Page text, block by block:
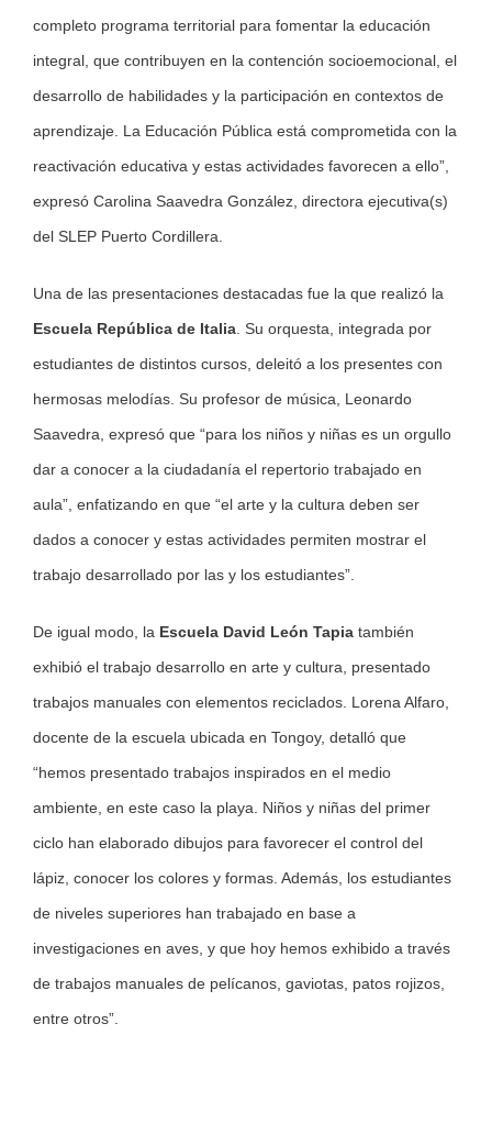
completo programa territorial para fomentar la educación
integral, que contribuyen en la contención socioemocional, el
desarrollo de habilidades y la participación en contextos de
aprendizaje. La Educación Pública está comprometida con la
reactivación educativa y estas actividades favorecen a ello”,
expresó Carolina Saavedra González, directora ejecutiva(s)
del SLEP Puerto Cordillera.
Una de las presentaciones destacadas fue la que realizó la
Escuela República de Italia . Su orquesta, integrada por
estudiantes de distintos cursos, deleitó a los presentes con
hermosas melodías. Su profesor de música, Leonardo
Saavedra, expresó que “para los niños y niñas es un orgullo
dar a conocer a la ciudadanía el repertorio trabajado en
aula”, enfatizando en que “el arte y la cultura deben ser
dados a conocer y estas actividades permiten mostrar el
trabajo desarrollado por las y los estudiantes”.
De igual modo, la Escuela David León Tapia también
exhibió el trabajo desarrollo en arte y cultura, presentado
trabajos manuales con elementos reciclados. Lorena Alfaro,
docente de la escuela ubicada en Tongoy, detalló que
“hemos presentado trabajos inspirados en el medio
ambiente, en este caso la playa. Niños y niñas del primer
ciclo han elaborado dibujos para favorecer el control del
lápiz, conocer los colores y formas. Además, los estudiantes
de niveles superiores han trabajado en base a
investigaciones en aves, y que hoy hemos exhibido a través
de trabajos manuales de pelícanos, gaviotas, patos rojizos,
entre otros”.